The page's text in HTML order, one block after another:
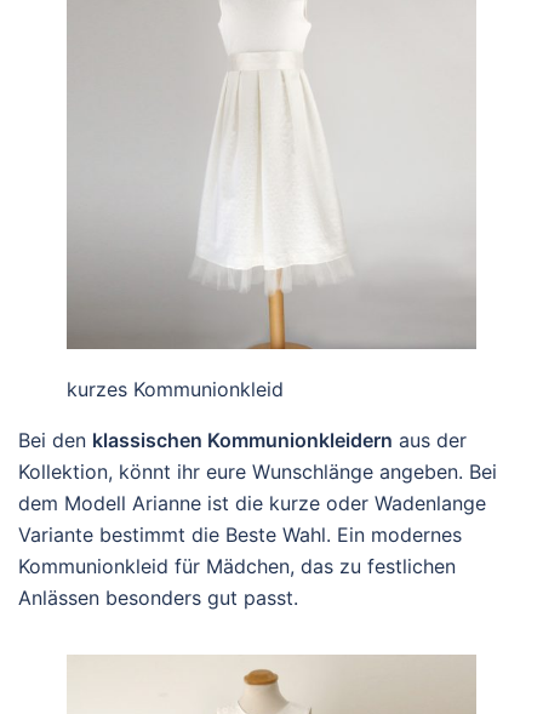
kurzes Kommunionkleid
Bei den klassischen Kommunionkleidern aus der
Kollektion, könnt ihr eure Wunschlänge angeben. Bei
dem Modell Arianne ist die kurze oder Wadenlange
Variante bestimmt die Beste Wahl. Ein modernes
Kommunionkleid für Mädchen, das zu festlichen
Anlässen besonders gut passt.